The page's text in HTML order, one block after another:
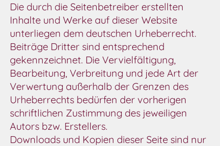
Die durch die Seitenbetreiber erstellten
Inhalte und Werke auf dieser Website
unterliegen dem deutschen Urheberrecht.
Beiträge Dritter sind entsprechend
gekennzeichnet. Die Vervielfältigung,
Bearbeitung, Verbreitung und jede Art der
Verwertung außerhalb der Grenzen des
Urheberrechts bedürfen der vorherigen
schriftlichen Zustimmung des jeweiligen
Autors bzw. Erstellers.
Downloads und Kopien dieser Seite sind nur